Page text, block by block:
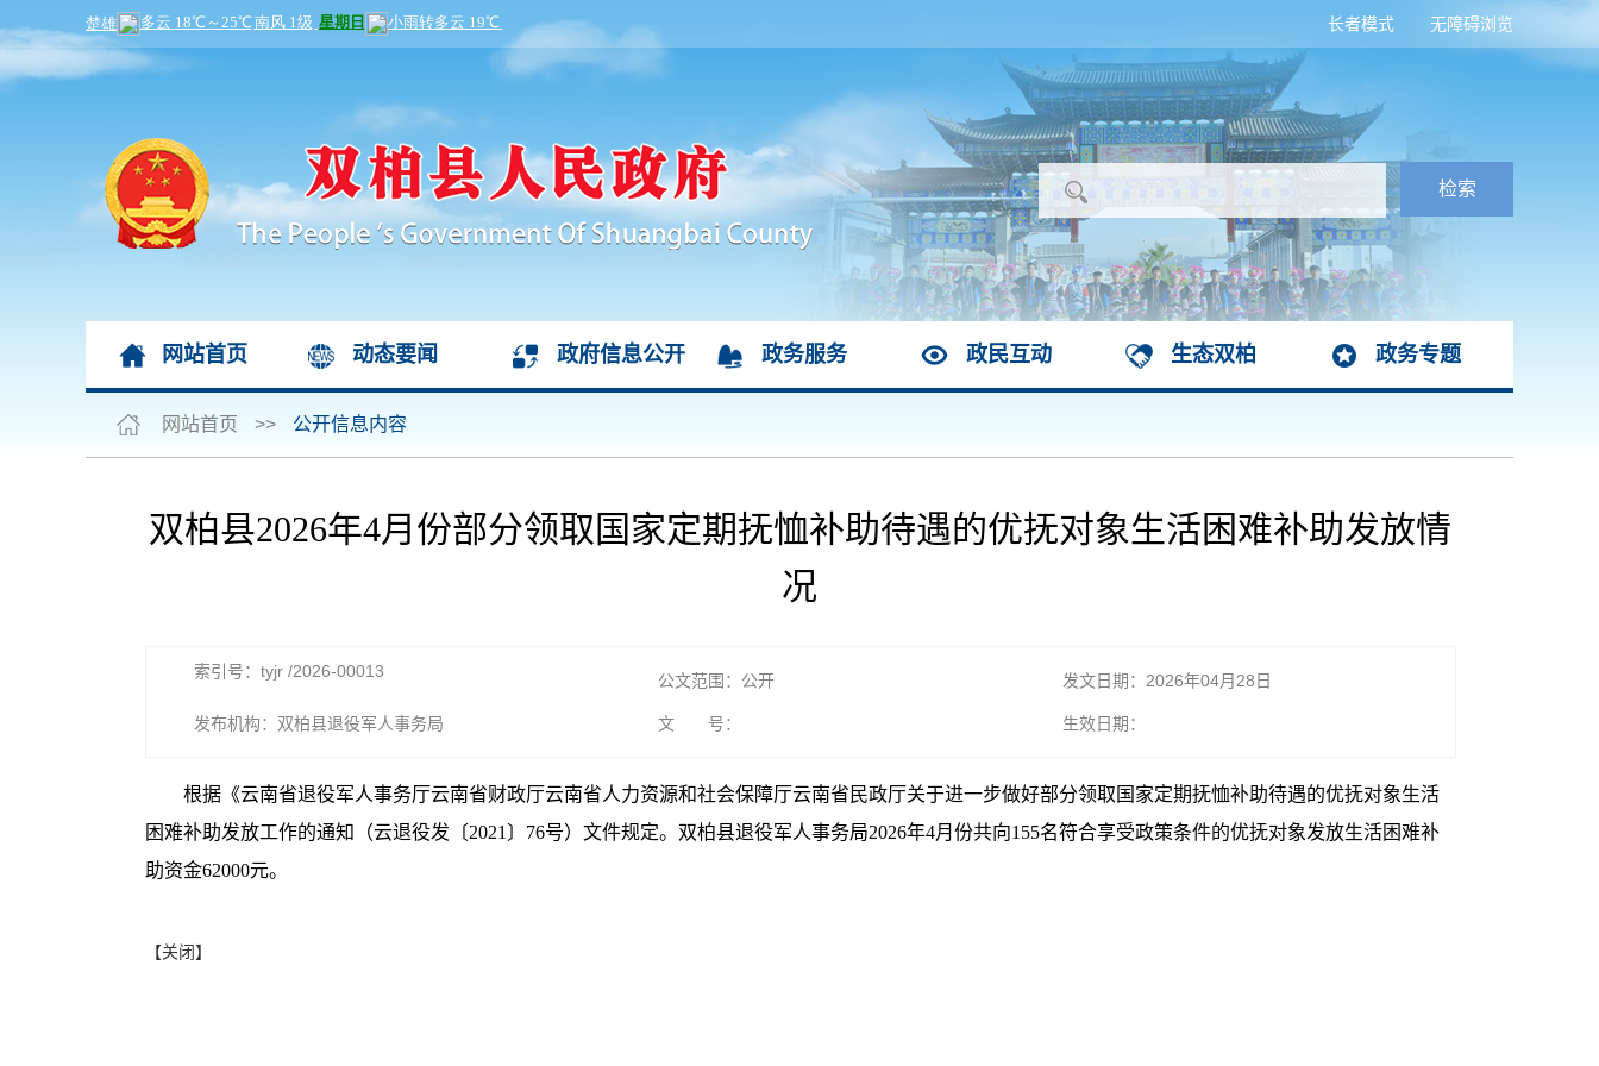
无障碍浏览
长者模式
网站首页 动态要闻 政府信息公开 政务服务 政民互动 生态双柏 政务专题
网站首页 >> 公开信息内容
双柏县2026年4月份部分领取国家定期抚恤补助待遇的优抚对象生活困难补助发放情
况
索引号：tyjr /2026-00013 公文范围：公开 发文日期：2026年04月28日
发布机构：双柏县退役军人事务局 文 号： 生效日期：
根据《云南省退役军人事务厅云南省财政厅云南省人力资源和社会保障厅云南省民政厅关于进一步做好部分领取国家定期抚恤补助待遇的优抚对象生活
困难补助发放工作的通知（云退役发〔2021〕76号）文件规定。双柏县退役军人事务局2026年4月份共向155名符合享受政策条件的优抚对象发放生活困难补
助资金62000元。
【关闭】